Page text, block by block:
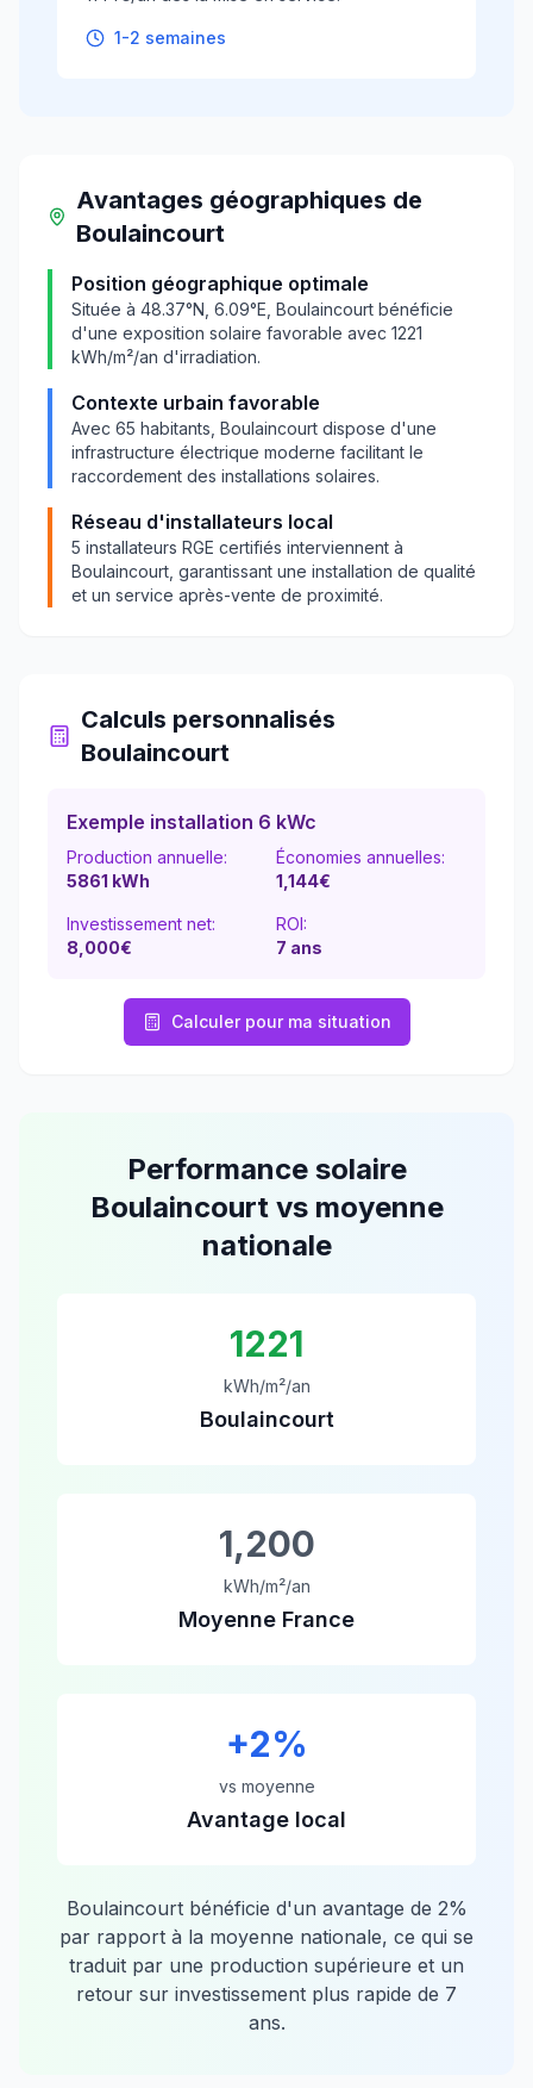
1-2 semaines
Avantages géographiques de
Boulaincourt
Position géographique optimale
Située à 48.37°N, 6.09°E, Boulaincourt bénéficie
d'une exposition solaire favorable avec 1221
kWh/m²/an d'irradiation.
Contexte urbain favorable
Avec 65 habitants, Boulaincourt dispose d'une
infrastructure électrique moderne facilitant le
raccordement des installations solaires.
Réseau d'installateurs local
5 installateurs RGE certifiés interviennent à
Boulaincourt , garantissant une installation de qualité
et un service après-vente de proximité.
Calculs personnalisés
Boulaincourt
Exemple installation 6 kWc
Production annuelle:
5861 kWh
Économies annuelles:
1,144€
Investissement net:
8,000€
ROI:
7 ans
Calculer pour ma situation
Performance solaire
Boulaincourtvs moyenne
nationale
1221
kWh/m²/an
Boulaincourt
1,200
kWh/m²/an
Moyenne France
+2%
vs moyenne
Avantage local
Boulaincourtbénéficie d'un avantage de 2%
par rapport à la moyenne nationale, ce qui se
traduit par une production supérieure et un
retour sur investissement plus rapide de 7
ans.